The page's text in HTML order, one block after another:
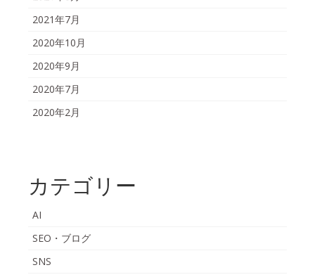
2021年7月
2020年10月
2020年9月
2020年7月
2020年2月
カテゴリー
AI
SEO・ブログ
SNS